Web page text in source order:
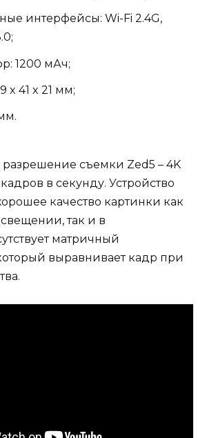
интерфейсы: Wi-Fi 2.4G,
1200 мАч;
x 41 x 21 мм;
съемки Zed5 – 4K
в секунду. Устройство
качество картинки как
так и в
матричный
выравнивает кадр при